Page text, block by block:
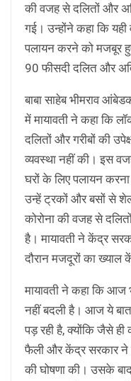
की वजह से दलितों और
गई। उन्होंने कहा कि
पलायन करने को मजबूर
90 फीसदी दलित और
बाबा साहेब भीमराव
में मायावती ने कहा कि
दलितों और गरीबों की
व्यवस्था नहीं की। इस
घरों के लिए पलायन
उन्हें ट्रकों और बसों से
कोरोना की वजह से
है। मायावती ने केंद्र
दौरान मजदूरों का
मायावती ने कहा कि आज
नहीं बदली है। आज ये
पड़ रही है, क्योंकि जैसे ही
फैली और केंद्र सरकार
की घोषणा की। उसके